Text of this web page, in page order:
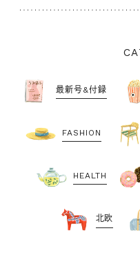
最新号&付録
FASHION
HEALTH
北欧